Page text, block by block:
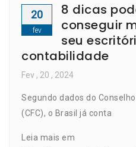
20
fev
8 dicas
conseguir
seu
contabilidade
Fev , 20 , 2024
Segundo dados do
(CFC), o Brasil já conta
Leia mais em